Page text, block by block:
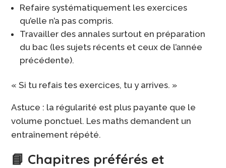
Refaire systématiquement les exercices
qu’elle n’a pas compris.
Travailler des annales surtout en préparation
du bac (les sujets récents et ceux de l’année
précédente).
« Si tu refais tes exercices, tu y arrives. »
Astuce : la régularité est plus payante que le
volume ponctuel. Les maths demandent un
entraînement répété.
📘 Chapitres préférés et